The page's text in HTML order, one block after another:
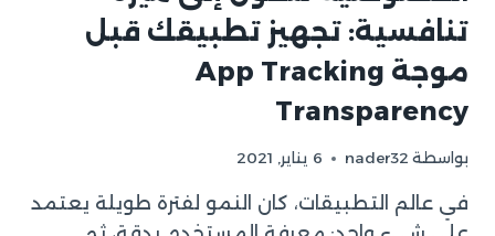
تنافسية: تجهيز تطبيقك قبل
موجة App Tracking
Transparency
بواسطة nader32 6 يناير, 2021
في عالم التطبيقات، كان النمو لفترة طويلة يعتمد